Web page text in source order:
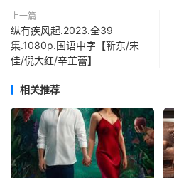
上一篇
纵有疾风起.2023.全39
集.1080p.国语中字【靳东/宋
佳/倪大红/辛芷蕾】
相关推荐